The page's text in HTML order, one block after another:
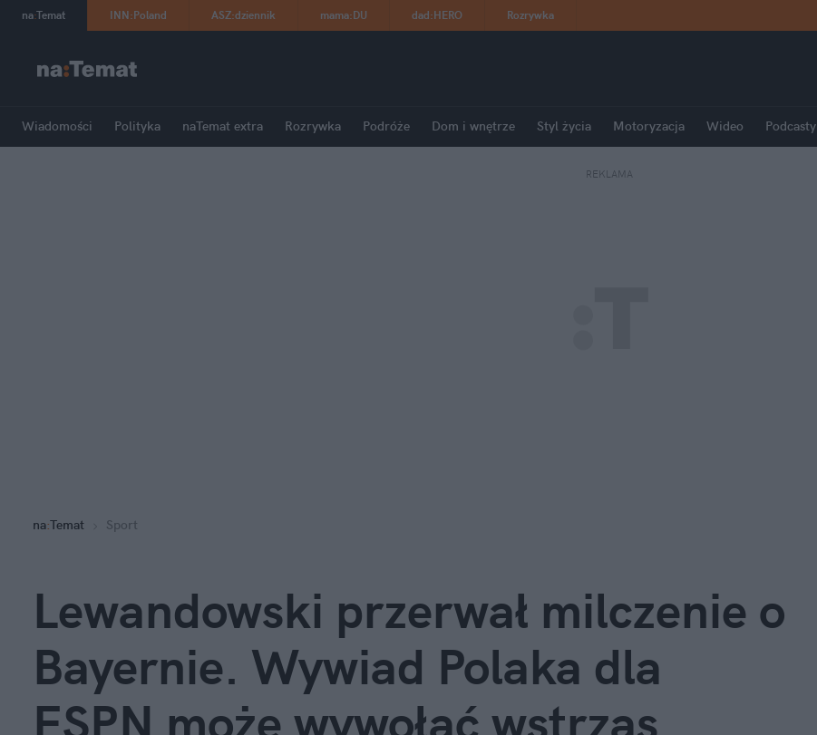
na:Temat INN:Poland ASZ:dziennik mama:DU dad:HERO Rozrywka
Wiadomości Polityka naTemat extra Rozrywka Podróże Dom i wnętrze Styl życia Motoryzacja Wideo Podcasty
REKLAMA
na:Temat Sport
Lewandowski przerwał milczenie o
Bayernie. Wywiad Polaka dla
ESPN może wywołać wstrząs